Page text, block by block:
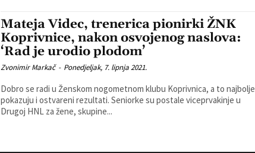
Mateja Videc, trenerica pionirki ŽNK
Koprivnice, nakon osvojenog naslova:
‘Rad je urodio plodom’
Zvonimir Markač - Ponedjeljak, 7. lipnja 2021.
Dobro se radi u Ženskom nogometnom klubu Koprivnica, a to najbolje
pokazuju i ostvareni rezultati. Seniorke su postale viceprvakinje u
Drugoj HNL za žene, skupine...